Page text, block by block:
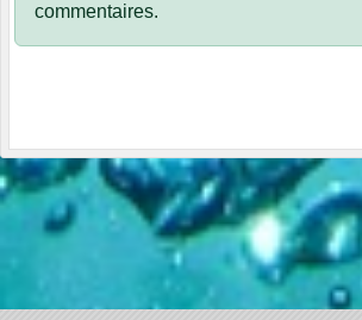
commentaires.